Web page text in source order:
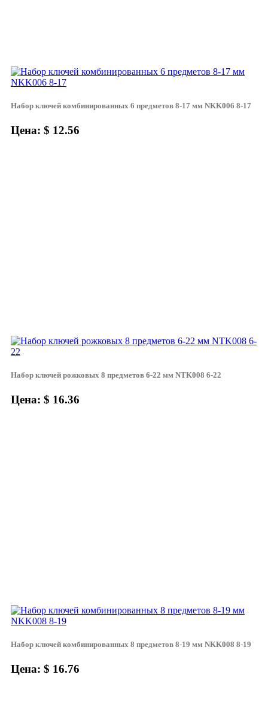
Набор ключей комбинированных 6 предметов 8-17 мм NKK006 8-17
Цена: $ 12.56
Набор ключей рожковых 8 предметов 6-22 мм NTK008 6-22
Цена: $ 16.36
Набор ключей комбинированных 8 предметов 8-19 мм NKK008 8-19
Цена: $ 16.76